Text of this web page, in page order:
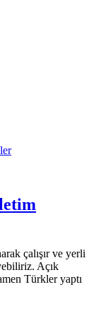
çalışır ve yerli
Açık
Türkler yaptı